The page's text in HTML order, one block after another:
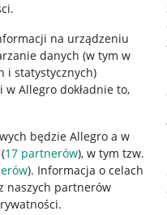
na urządzeniu
danych (w tym w
i statystycznych)
w Allegro dokładnie to,
będzie Allegro a w
17 partnerów), w tym tzw.
). Informacja o celach
naszych partnerów
Regulamin
Polityka plików